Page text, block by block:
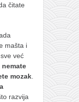
čitate
mašta i
već
nemate
mozak
razvija